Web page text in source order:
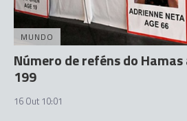
MUNDO
Número de reféns do
199
16 Out 10:01